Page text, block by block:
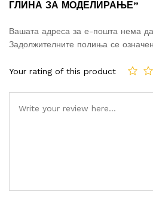
ГЛИНА ЗА МОДЕЛИРАЊЕ”
Вашата адреса за е-пошта нема да
Задолжителните полиња се
Your rating of this product